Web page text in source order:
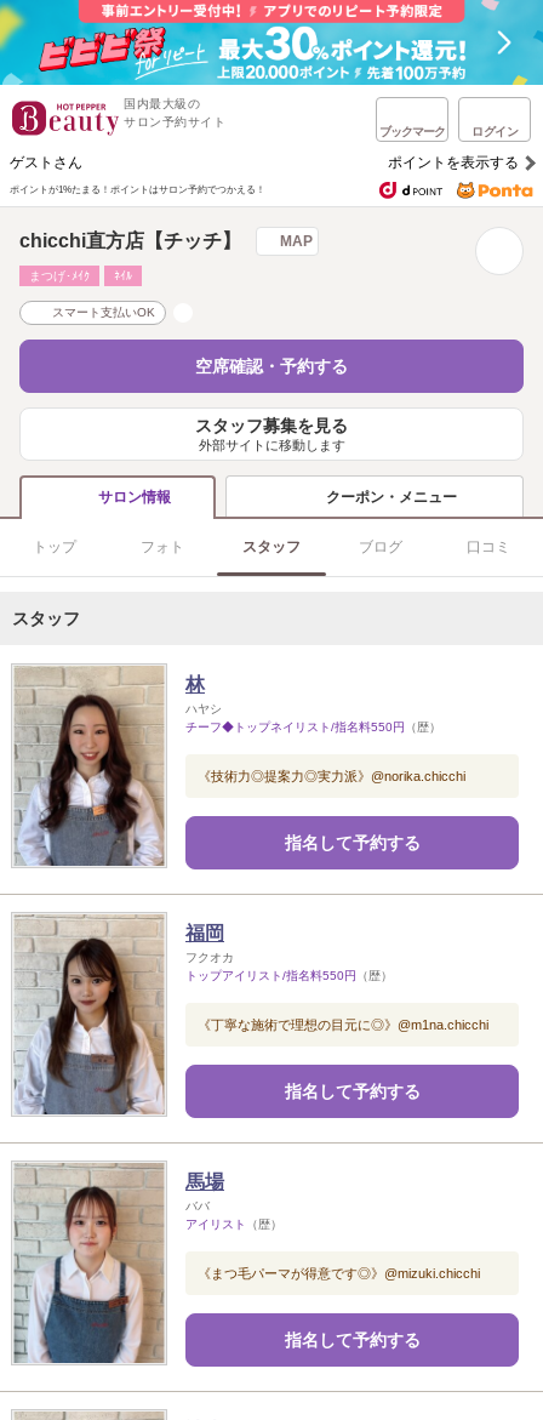
国内最大級の
サロン予約サイト
ブックマーク ログイン
ゲストさん ポイントを表示する
ポイントが1%たまる！ ポイントはサロン予約でつかえる！
chicchi直方店【チッチ】 MAP
まつげ･ﾒｲｸ ﾈｲﾙ
スマート支払いOK
空席確認・予約する
スタッフ募集を見る
外部サイトに移動します
サロン情報 クーポン・メニュー
トップ フォト スタッフ ブログ 口コミ
スタッフ
林
ハヤシ
チーフ◆トップネイリスト/指名料550円 （歴）
《技術力◎提案力◎実力派》@norika.chicchi
指名して予約する
福岡
フクオカ
トップアイリスト/指名料550円 （歴）
《丁寧な施術で理想の目元に◎》@m1na.chicchi
指名して予約する
馬場
ババ
アイリスト
（歴）
《まつ毛パーマが得意です◎》@mizuki.chicchi
指名して予約する